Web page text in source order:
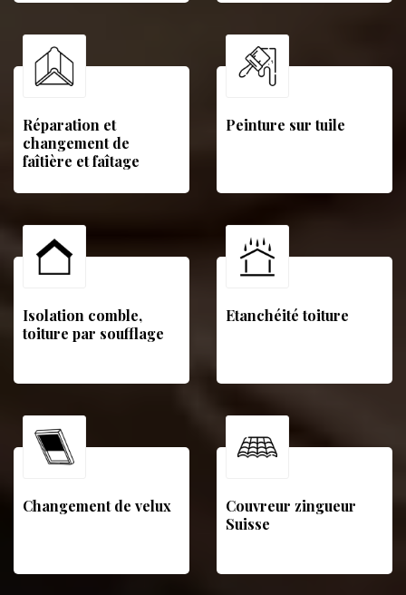
Réparation et
changement de
faîtière et faîtage
Peinture sur tuile
Isolation comble,
toiture par soufflage
Etanchéité toiture
Changement de velux
Couvreur zingueur
Suisse